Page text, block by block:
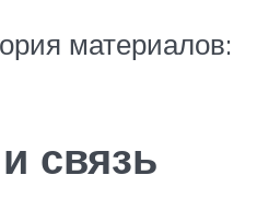
материалов:
связь